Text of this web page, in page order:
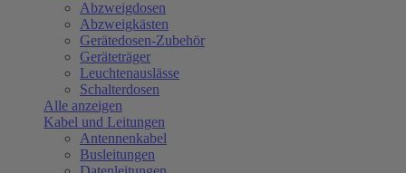
Abzweigdosen
Abzweigkästen
Gerätedosen-Zubehör
Geräteträger
Leuchtenauslässe
Schalterdosen
Alle anzeigen
Kabel und Leitungen
Antennenkabel
Busleitungen